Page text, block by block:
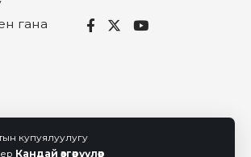
купуялуулугу
Кандай өзгөрүүлөр
гана
ройону, Ленин көчөсү-132.
администрация.